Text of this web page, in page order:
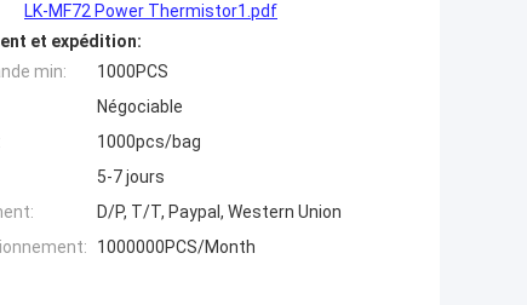
LK-MF72 Power Thermistor1.pdf
et expédition:
min:
1000PCS
Négociable
1000pcs/bag
5-7 jours
D/P, T/T, Paypal, Western Union
1000000PCS/Month